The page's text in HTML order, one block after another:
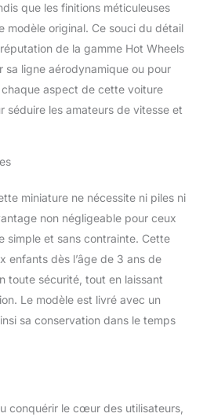
que les finitions méticuleuses
modèle original. Ce souci du détail
de la gamme Hot Wheels
sa ligne aérodynamique ou pour
aspect de cette voiture
séduire les amateurs de vitesse et
miniature ne nécessite ni piles ni
non négligeable pour ceux
simple et sans contrainte. Cette
enfants dès l’âge de 3 ans de
toute sécurité, tout en laissant
Le modèle est livré avec un
sa conservation dans le temps
conquérir le cœur des utilisateurs,